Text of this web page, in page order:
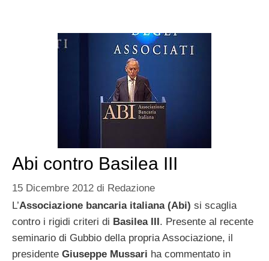
Abi contro Basilea III
15 Dicembre 2012 di Redazione
L’Associazione bancaria italiana (Abi) si scaglia
contro i rigidi criteri di Basilea III. Presente al recente
seminario di Gubbio della propria Associazione, il
presidente Giuseppe Mussari ha commentato in